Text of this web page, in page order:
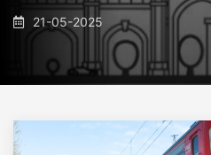
21-05-2025